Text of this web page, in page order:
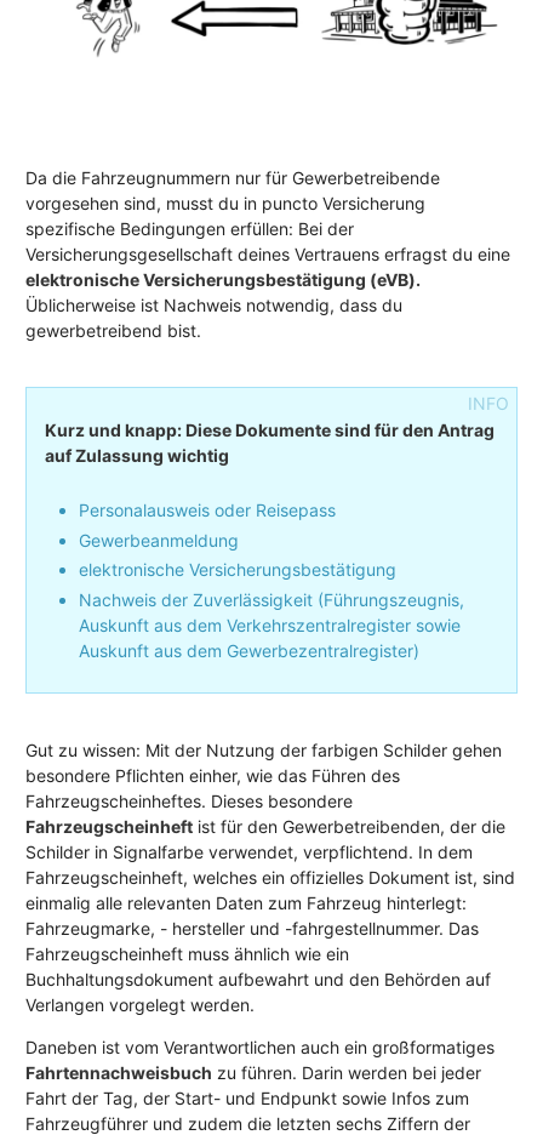
Da die Fahrzeugnummern nur für Gewerbetreibende
vorgesehen sind, musst du in puncto Versicherung
spezifische Bedingungen erfüllen: Bei der
Versicherungsgesellschaft deines Vertrauens erfragst du eine
elektronische Versicherungsbestätigung (eVB).
Üblicherweise ist Nachweis notwendig, dass du
gewerbetreibend bist.
Kurz und knapp: Diese Dokumente sind für den Antrag
auf Zulassung wichtig
Personalausweis oder Reisepass
Gewerbeanmeldung
elektronische Versicherungsbestätigung
Nachweis der Zuverlässigkeit (Führungszeugnis,
Auskunft aus dem Verkehrszentralregister sowie
Auskunft aus dem Gewerbezentralregister)
Gut zu wissen: Mit der Nutzung der farbigen Schilder gehen
besondere Pflichten einher, wie das Führen des
Fahrzeugscheinheftes. Dieses besondere
Fahrzeugscheinheft ist für den Gewerbetreibenden, der die
Schilder in Signalfarbe verwendet, verpflichtend. In dem
Fahrzeugscheinheft, welches ein offizielles Dokument ist, sind
einmalig alle relevanten Daten zum Fahrzeug hinterlegt:
Fahrzeugmarke, - hersteller und -fahrgestellnummer. Das
Fahrzeugscheinheft muss ähnlich wie ein
Buchhaltungsdokument aufbewahrt und den Behörden auf
Verlangen vorgelegt werden.
Daneben ist vom Verantwortlichen auch ein großformatiges
Fahrtennachweisbuch zu führen. Darin werden bei jeder
Fahrt der Tag, der Start- und Endpunkt sowie Infos zum
Fahrzeugführer und zudem die letzten sechs Ziffern der